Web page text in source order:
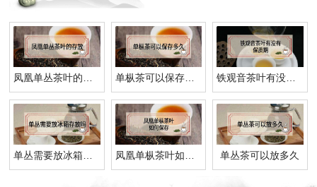
效
单枞茶可以保存多久 铁观音茶叶有没有保质期
单丛茶可以放多久